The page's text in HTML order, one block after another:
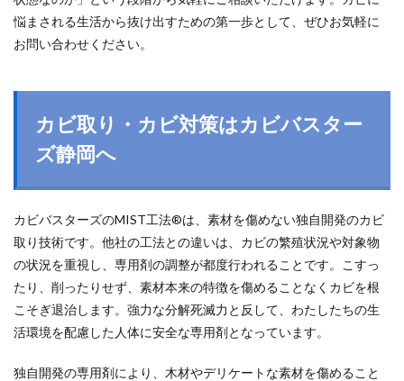
悩まされる生活から抜け出すための第一歩として、ぜひお気軽に
お問い合わせください。
カビ取り・カビ対策はカビバスター
ズ静岡へ
カビバスターズのMIST工法®は、素材を傷めない独自開発のカビ
取り技術です。他社の工法との違いは、カビの繁殖状況や対象物
の状況を重視し、専用剤の調整が都度行われることです。こすっ
たり、削ったりせず、素材本来の特徴を傷めることなくカビを根
こそぎ退治します。強力な分解死滅力と反して、わたしたちの生
活環境を配慮した人体に安全な専用剤となっています。
独自開発の専用剤により、木材やデリケートな素材を傷めること